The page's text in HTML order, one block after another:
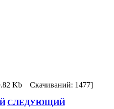
Kb Скачиваний: 1477]
СЛЕДУЮЩИЙ